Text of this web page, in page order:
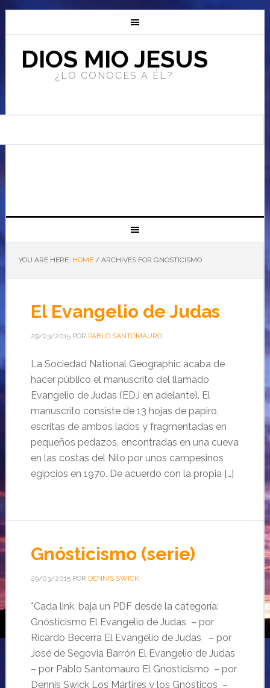
DIOS MIO JESUS
¿LO CONOCES A ÉL?
YOU ARE HERE: HOME /ARCHIVES FOR GNOSTICISMO
El Evangelio de Judas
29/03/2015POR PABLO SANTOMAURO
La Sociedad National Geographic acaba de
hacer público el manuscrito del llamado
Evangelio de Judas (EDJ en adelante). El
manuscrito consiste de 13 hojas de papiro,
escritas de ambos lados y fragmentadas en
pequeños pedazos, encontradas en una cueva
en las costas del Nilo por unos campesinos
egipcios en 1970. De acuerdo con la propia […]
Gnósticismo (serie)
29/03/2015POR DENNIS SWICK
*Cada link, baja un PDF desde la categoría:
Gnósticismo El Evangelio de Judas – por
Ricardo Becerra El Evangelio de Judas – por
José de Segovia Barrón El Evangelio de Judas
– por Pablo Santomauro El Gnosticismo – por
Dennis Swick Los Mártires y los Gnósticos –